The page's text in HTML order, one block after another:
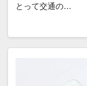
とって交通の…